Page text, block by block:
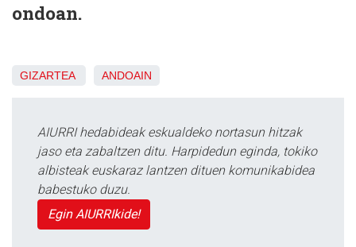
ondoan.
GIZARTEA ANDOAIN
AIURRI hedabideak eskualdeko nortasun hitzak
jaso eta zabaltzen ditu. Harpidedun eginda, tokiko
albisteak euskaraz lantzen dituen komunikabidea
babestuko duzu.
Egin AIURRIkide!